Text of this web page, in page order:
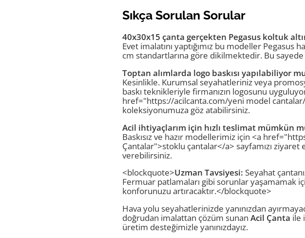
Sıkça Sorulan Sorular
40x30x15 çanta gerçekten Pegasus koltuk
Evet imalatını yaptığımız bu modeller Pegasus
cm standartlarına göre dikilmektedir. Bu
Toptan alımlarda logo baskısı yapılabiliyor
Kesinlikle. Kurumsal seyahatleriniz veya
baskı teknikleriyle firmanızın logosunu
href="https://acilcanta.com/yeni model
koleksiyonumuza göz atabilirsiniz.
Acil ihtiyaçlarım için hızlı teslimat mümkün
Baskısız ve hazır modellerimiz için <a
Çantalar">stoklu çantalar</a> sayfamızı
verebilirsiniz.
<blockquote>Uzman Tavsiyesi: Seyahat
Fermuar patlamaları gibi sorunlar yaşamamak
konforunuzu artıracaktır.</blockquote>
Hava yolu seyahatlerinizde yanınızdan
doğrudan imalattan çözüm sunan Acil Çanta ile
üretim desteğimizle yanınızdayız.